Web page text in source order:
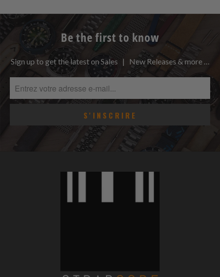
Be the first to know
Sign up to get the latest on Sales | New Releases & more …